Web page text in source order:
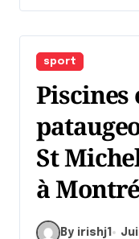
sport
St
à
By irishj1